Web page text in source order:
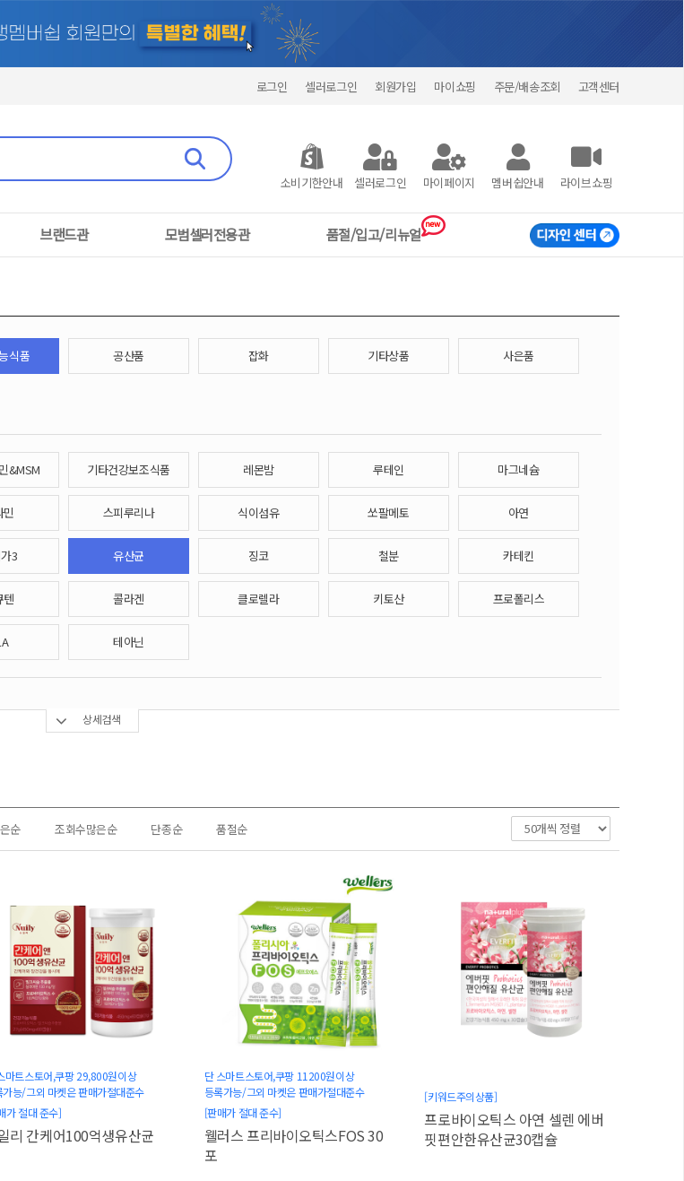
로그인 셀러로그인 회원가입 마이쇼핑 주문/배송조회 고객센터
소비기한안내 셀러로그인 마이페이지 멤버쉽안내 라이브쇼핑
브랜드관 모범셀러전용관 품절/입고/리뉴얼
new
식품 공산품 잡화 기타상품 사은품
&MSM 기타건강보조식품 레몬밤 루테인 마그네슘
민 스피루리나 식이섬유 쏘팔메토 아연
3 유산균 징코 철분 카테킨
텐 콜라겐 클로렐라 키토산 프로폴리스
테아닌
상세검색
순 조회수많은순 단종순 품절순
마트스토어,쿠팡 29,800원이상
가능/그외 마켓은 판매가절대준수
가 절대 준수]
리 간케어100억생유산균
단 스마트스토어,쿠팡 11200원이상
등록가능/그외 마켓은 판매가절대준수
[판매가 절대 준수]
웰러스 프리바이오틱스FOS 30
포
[키워드주의상품]
프로바이오틱스 아연 셀렌 에버
핏편안한유산균30캡슐